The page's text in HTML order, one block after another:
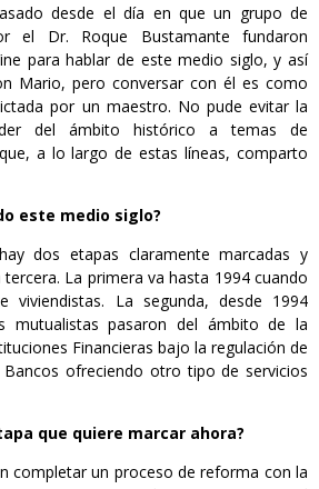
desde el día en que un grupo de
el Dr. Roque Bustamante fundaron
para hablar de este medio siglo, y así
Mario, pero conversar con él es como
por un maestro. No pude evitar la
del ámbito histórico a temas de
a lo largo de estas líneas, comparto
este medio siglo?
dos etapas claramente marcadas y
La primera va hasta 1994 cuando
viviendistas. La segunda, desde 1994
mutualistas pasaron del ámbito de la
Financieras bajo la regulación de
Bancos ofreciendo otro tipo de servicios
que quiere marcar ahora?
completar un proceso de reforma con la